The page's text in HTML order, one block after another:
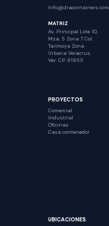
Info@dracontainers.com
MATRIZ
Av. Principal Lote 10,
Mza. 5 Zona 7 Col.
Tarimoya Zona
Urbana Veracruz,
Ver. CP. 91855
PROYECTOS
Comercial
Industrial
Oficinas
Casa contenedor
UBICACIONES